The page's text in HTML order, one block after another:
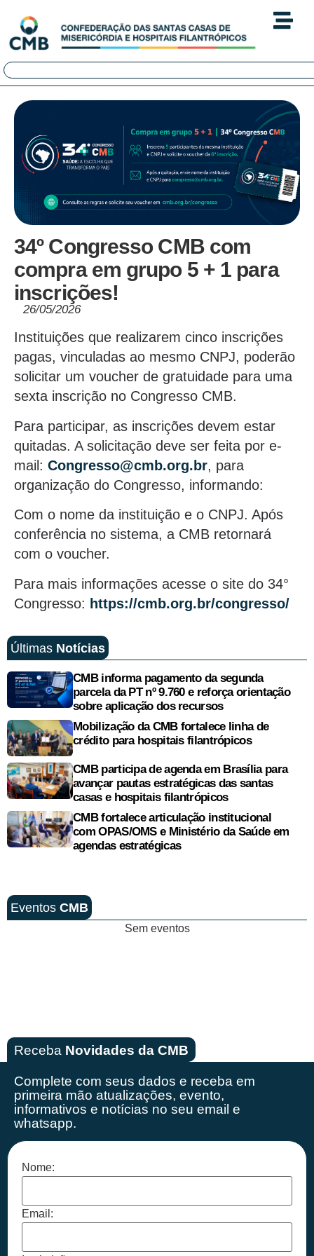
34º Congresso CMB com
compra em grupo 5 + 1 para
inscrições!
26/05/2026
Instituições que realizarem cinco inscrições
pagas, vinculadas ao mesmo CNPJ, poderão
solicitar um voucher de gratuidade para uma
sexta inscrição no Congresso CMB.
Para participar, as inscrições devem estar
quitadas. A solicitação deve ser feita por e-
mail: Congresso@cmb.org.br, para
organização do Congresso, informando:
Com o nome da instituição e o CNPJ. Após
conferência no sistema, a CMB retornará
com o voucher.
Para mais informações acesse o site do 34°
Congresso: https://cmb.org.br/congresso/
Últimas Notícias
CMB informa pagamento da segunda
parcela da PT nº 9.760 e reforça orientação
sobre aplicação dos recursos
Mobilização da CMB fortalece linha de
crédito para hospitais filantrópicos
CMB participa de agenda em Brasília para
avançar pautas estratégicas das santas
casas e hospitais filantrópicos
CMB fortalece articulação institucional
com OPAS/OMS e Ministério da Saúde em
agendas estratégicas
Eventos CMB
Sem eventos
Receba Novidades da CMB
Complete com seus dados e receba em
primeira mão atualizações, evento,
informativos e notícias no seu email e
whatsapp.
Nome:
Email: